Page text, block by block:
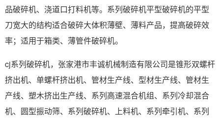
品破碎机、浇道口打料机等。系列破碎机平型破碎机的平型
刀宽大的结构适合破碎大体积薄壁、薄料产品，提高破碎效
率；适用于箱类、薄管件破碎机。
cj系列破碎机，张家港市丰诚机械制造有限公司是锥形双螺杆
挤出机、单螺杆挤出机、管材生产线、型材生产线、管材生
产线、塑木挤出生产线、系列高速混合机组、系列冷却混合
机、圆型振动筛、系列破碎机、上料机、系列牵引机、系列